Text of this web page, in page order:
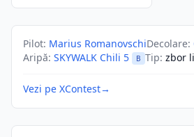
Pilot: Marius RomanovschiDecolare:
Aripă: SKYWALK Chili 5 B Tip: zbor
Vezi pe XContest→